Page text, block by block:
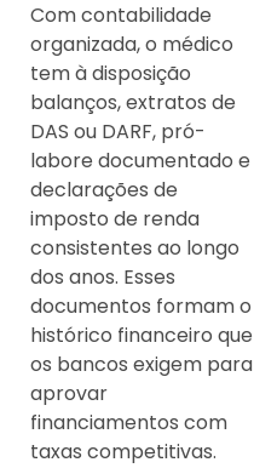
Com contabilidade
organizada, o médico
tem à disposição
balanços, extratos de
DAS ou DARF, pró-
labore documentado e
declarações de
imposto de renda
consistentes ao longo
dos anos. Esses
documentos formam o
histórico financeiro que
os bancos exigem para
aprovar
financiamentos com
taxas competitivas.